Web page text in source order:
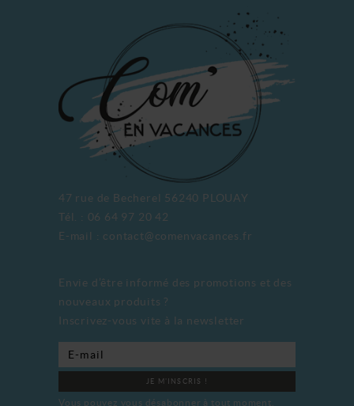
47 rue de Becherel 56240 PLOUAY
Tél. : 06 64 97 20 42
E-mail : contact@comenvacances.fr
Envie d’être informé des promotions et des
nouveaux produits ?
Inscrivez-vous vite à la newsletter
JE M'INSCRIS !
Vous pouvez vous désabonner à tout moment.